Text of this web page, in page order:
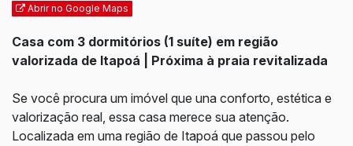
Abrir no Google Maps
Casa com 3 dormitórios (1 suíte) em região
valorizada de Itapoá | Próxima à praia revitalizada
Se você procura um imóvel que una conforto, estética e
valorização real, essa casa merece sua atenção.
Localizada em uma região de Itapoá que passou pelo